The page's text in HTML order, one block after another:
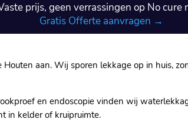
prijs, geen verrassingen op No cure
Gratis Offerte aanvragen →
aan. Wij sporen lekkage op in huis,
en endoscopie vinden wij
in kelder of kruipruimte.